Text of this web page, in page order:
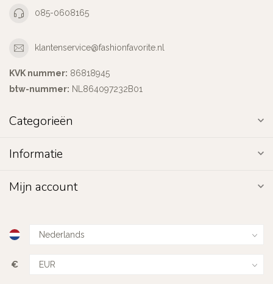
085-0608165
klantenservice@fashionfavorite.nl
KVK nummer: 86818945
btw-nummer: NL864097232B01
Categorieën
Informatie
Mijn account
€